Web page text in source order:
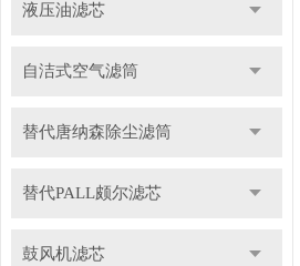
液压油滤芯
自洁式空气滤筒
替代唐纳森除尘滤筒
替代PALL颇尔滤芯
鼓风机滤芯